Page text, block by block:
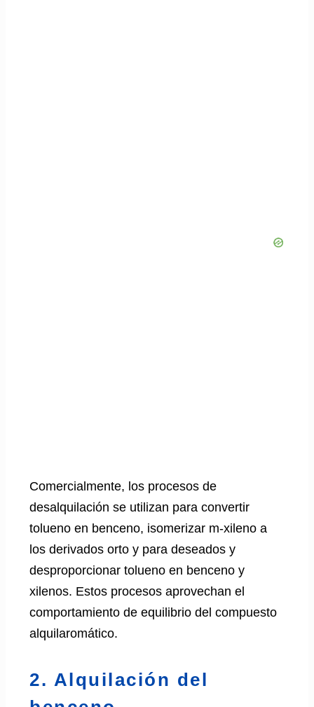
Comercialmente, los procesos de
desalquilación se utilizan para convertir
tolueno en benceno, isomerizar m-xileno a
los derivados orto y para deseados y
desproporcionar tolueno en benceno y
xilenos. Estos procesos aprovechan el
comportamiento de equilibrio del compuesto
alquilaromático.
2. Alquilación del